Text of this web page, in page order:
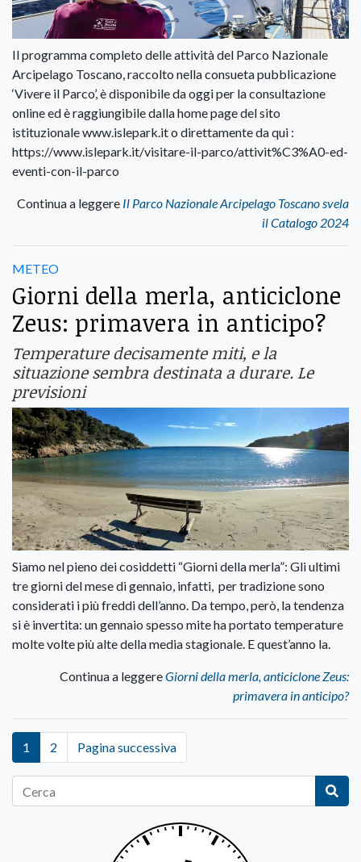
Il programma completo delle attività del Parco Nazionale
Arcipelago Toscano, raccolto nella consueta pubblicazione
‘Vivere il Parco’, è disponibile da oggi per la consultazione
online ed è raggiungibile dalla home page del sito
istituzionale www.islepark.it o direttamente da qui :
https://www.islepark.it/visitare-il-parco/attivit%C3%A0-ed-
eventi-con-il-parco
Continua a leggere Il Parco Nazionale Arcipelago Toscano svela
il Catalogo 2024
METEO
Giorni della merla, anticiclone
Zeus: primavera in anticipo?
Temperature decisamente miti, e la
situazione sembra destinata a durare. Le
previsioni
Siamo nel pieno dei cosiddetti “Giorni della merla”: Gli ultimi
tre giorni del mese di gennaio, infatti, per tradizione sono
considerati i più freddi dell’anno. Da tempo, però, la tendenza
si è invertita: un gennaio spesso mite ha portato temperature
molte volte più alte della media stagionale. E quest’anno la.
Continua a leggereGiorni della merla, anticiclone Zeus:
primavera in anticipo?
1 2 Pagina successiva